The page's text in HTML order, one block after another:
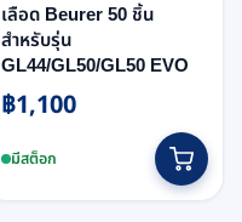
เลือด Beurer 50 ชิ้น
สำหรับรุ่น
GL44/GL50/GL50 EVO
฿1,100
มีสต็อก